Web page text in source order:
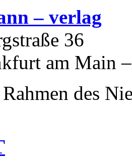
– verlag
36
am Main
des